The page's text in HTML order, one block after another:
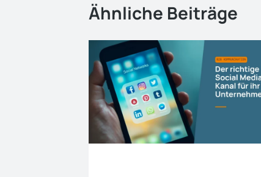
Ähnliche Beiträge